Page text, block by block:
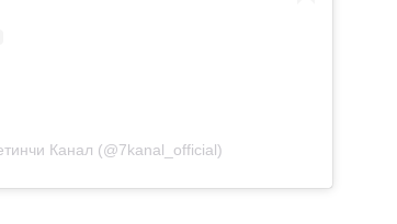
Канал (@7kanal_official)